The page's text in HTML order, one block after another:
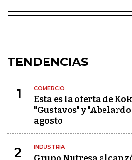
TENDENCIAS
1 COMERCIO
Esta es la oferta de
"Gustavos" y
agosto
2 INDUSTRIA